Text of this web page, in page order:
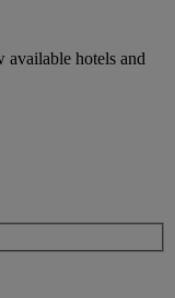
available hotels and